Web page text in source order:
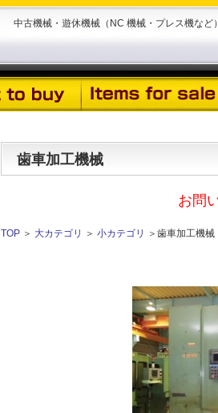
中古機械・遊休機械（NC 機械・プレス機な
歯車加工機械
お問
TOP ＞ 大カテゴリ ＞ 小カテゴリ ＞歯車加工機械